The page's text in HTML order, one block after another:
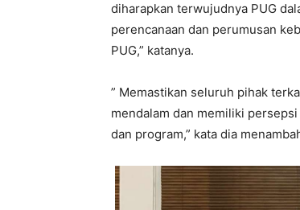
diharapkan terwujudnya PUG
perencanaan dan perumusan
PUG,” katanya.
” Memastikan seluruh pihak
mendalam dan memiliki
dan program,” kata dia